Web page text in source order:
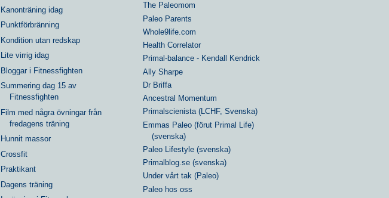
The Paleomom
Paleo Parents
Whole9life.com
Health Correlator
Primal-balance - Kendall Kendrick
Ally Sharpe
Dr Briffa
Ancestral Momentum
Primalscienista (LCHF, Svenska)
Emmas Paleo (förut Primal Life)
(svenska)
Paleo Lifestyle (svenska)
Primalblog.se (svenska)
Under vårt tak (Paleo)
Paleo hos oss
Kanonträning idag
Punktförbränning
Kondition utan redskap
Lite virrig idag
Bloggar i Fitnessfighten
Summering dag 15 av
Fitnessfighten
Film med några övningar från
fredagens träning
Hunnit massor
Crossfit
Praktikant
Dagens träning